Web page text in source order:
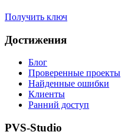
Получить ключ
Достижения
Блог
Проверенные проекты
Найденные ошибки
Клиенты
Ранний доступ
PVS-Studio